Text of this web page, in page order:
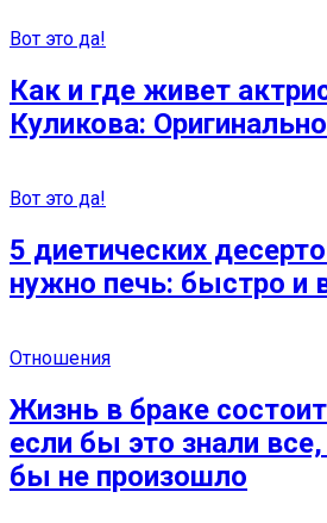
Вот это да!
Как и где живет
Куликова:
Вот это да!
5 диетических
нужно печь: быстро и
Отношения
Жизнь в браке
если бы это знали
бы не произошло